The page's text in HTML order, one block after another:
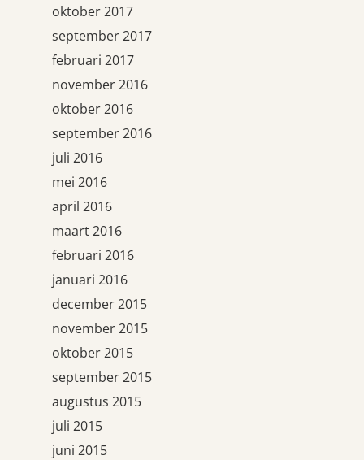
oktober 2017
september 2017
februari 2017
november 2016
oktober 2016
september 2016
juli 2016
mei 2016
april 2016
maart 2016
februari 2016
januari 2016
december 2015
november 2015
oktober 2015
september 2015
augustus 2015
juli 2015
juni 2015